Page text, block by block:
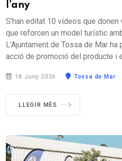
l’any
S’han editat 10 vídeos que
que reforcen un model turístic
L’Ajuntament de Tossa de Mar
acció de promoció del producte i
18 Juny 2026 Tossa de Mar
LLEGIR MÉS